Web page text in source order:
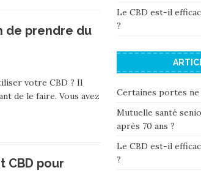
de prendre du
votre CBD ? Il
de le faire. Vous avez
CBD pour
Le CBD est-il
?
Certaines portes ne
Mutuelle santé
après 70 ans ?
Le CBD est-il
?